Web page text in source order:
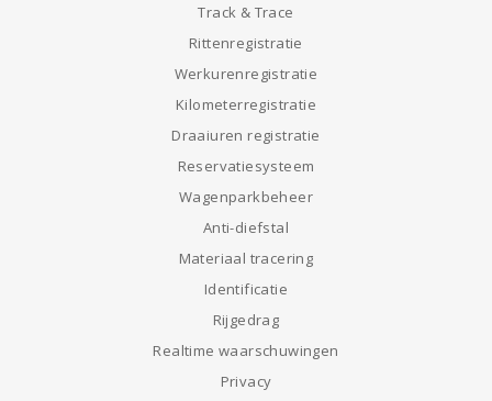
Track & Trace
Rittenregistratie
Werkurenregistratie
Kilometerregistratie
Draaiuren registratie
Reservatiesysteem
Wagenparkbeheer
Anti-diefstal
Materiaal tracering
Identificatie
Rijgedrag
Realtime waarschuwingen
Privacy